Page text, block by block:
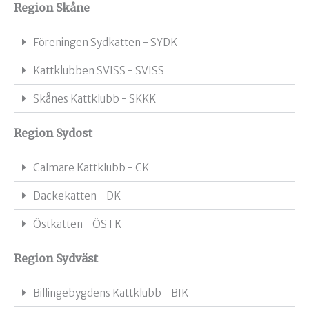
Region Skåne
Föreningen Sydkatten - SYDK
Kattklubben SVISS - SVISS
Skånes Kattklubb - SKKK
Region Sydost
Calmare Kattklubb - CK
Dackekatten - DK
Östkatten - ÖSTK
Region Sydväst
Billingebygdens Kattklubb - BIK